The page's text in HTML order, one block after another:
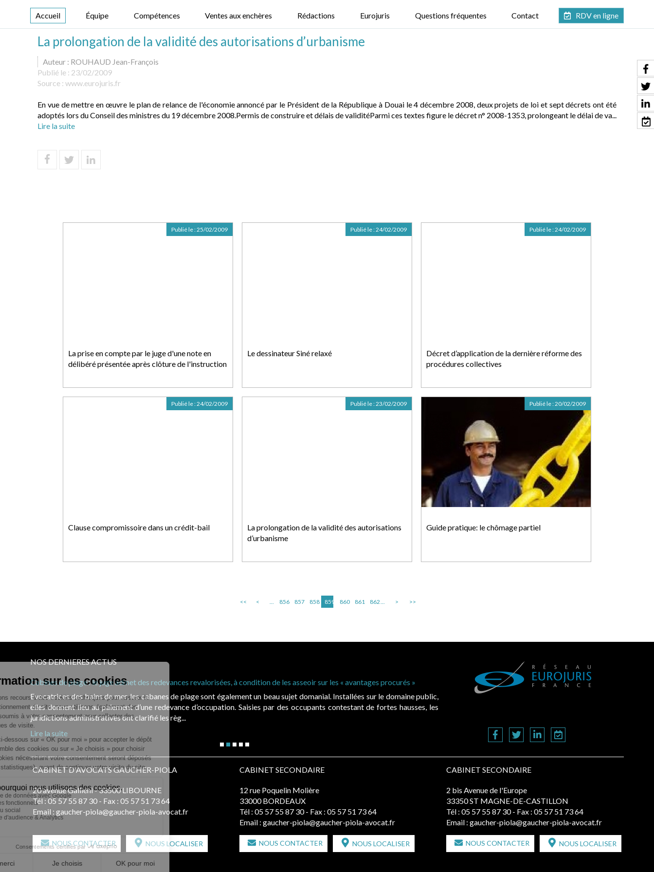
Accueil Équipe Compétences Ventes aux enchères Rédactions Eurojuris Questions fréquentes Contact RDV en ligne
La prolongation de la validité des autorisations d’urbanisme
Auteur : ROUHAUD Jean-François
Publié le : 23/02/2009
Source : www.eurojuris.fr
En vue de mettre en œuvre le plan de relance de l'économie annoncé par le Président de la République à Douai le 4 décembre 2008, deux projets de loi et sept décrets ont été
adoptés lors du Conseil des ministres du 19 décembre 2008.Permis de construire et délais de validitéParmi ces textes figure le décret n° 2008-1353, prolongeant le délai de va...
Lire la suite
La prise en compte par le juge d'une note en
délibéré présentée après clôture de l'instruction
Publié le :25/02/2009
Le dessinateur Siné relaxé
Publié le :24/02/2009
Décret d’application de la dernière réforme des
procédures collectives
Publié le :24/02/2009
Clause compromissoire dans un crédit-bail
Publié le :24/02/2009
La prolongation de la validité des autorisations
d’urbanisme
Publié le :23/02/2009
Guide pratique: le chômage partiel
Publié le :20/02/2009
<< < ... 856 857 858 859 860 861 862... > >>
NOS DERNIERES ACTUS
Cabines de plage : le juge admet des redevances revalorisées, à condition de les asseoir sur les « avantages procurés »
Evocatrices des bains de mer, les cabanes de plage sont également un beau sujet domanial. Installées sur le domaine public,
elles donnent lieu au paiement d’une redevance d’occupation. Saisies par des occupants contestant de fortes hausses, les
juridictions administratives ont clarifié les règ...
Lire la suite
CABINET D'AVOCATS GAUCHER-PIOLA
20 avenue Galliéni - 33500 LIBOURNE
Tél :05 57 55 87 30 - Fax : 05 57 51 73 64
Email : gaucher-piola@gaucher-piola-avocat.fr
NOUS CONTACTER NOUS LOCALISER
CABINET SECONDAIRE
12 rue Poquelin Molière
33000 BORDEAUX
Tél : 05 57 55 87 30 - Fax : 05 57 51 73 64
Email : gaucher-piola@gaucher-piola-avocat.fr
NOUS CONTACTER NOUS LOCALISER
CABINET SECONDAIRE
2 bis Avenue de l'Europe
33350 ST MAGNE-DE-CASTILLON
Tél : 05 57 55 87 30 - Fax : 05 57 51 73 64
Email : gaucher-piola@gaucher-piola-avocat.fr
NOUS CONTACTER NOUS LOCALISER